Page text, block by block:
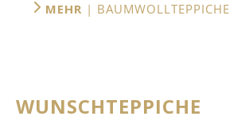
MEHR | BAUMWOLLTEPPICHE
WUNSCHTEPPICHE